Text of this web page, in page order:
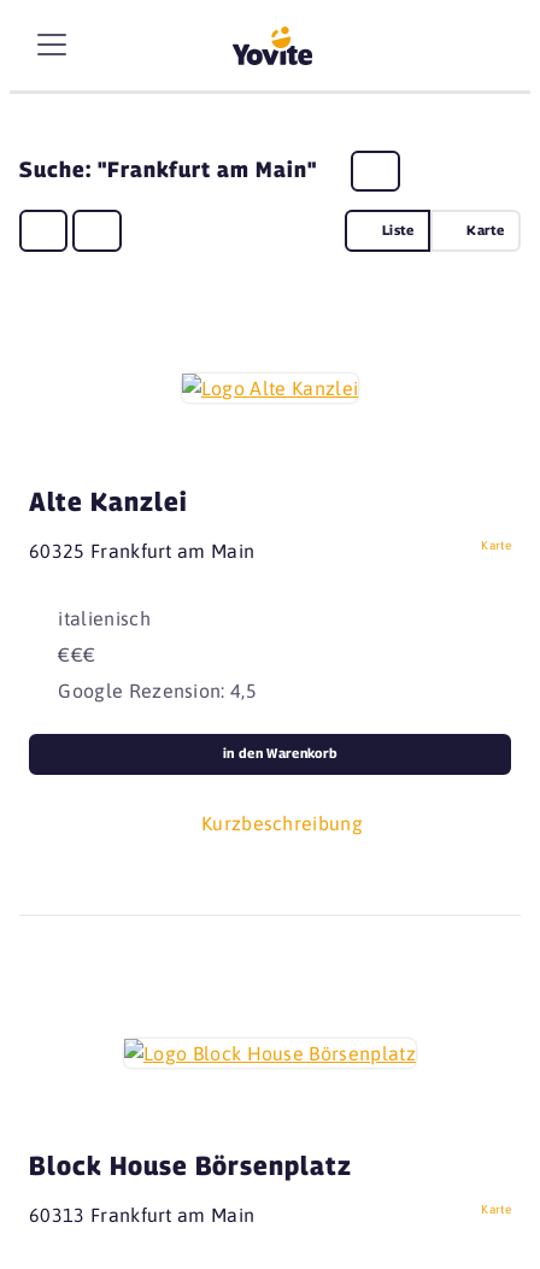
Suche: "Frankfurt am Main"
Liste Karte
Alte Kanzlei
60325 Frankfurt am Main Karte
italienisch
€€€
Google Rezension: 4,5
Kurzbeschreibung
in den Warenkorb
Block House Börsenplatz
60313 Frankfurt am Main Karte